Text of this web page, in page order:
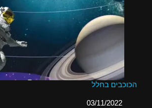
הכוכבים בחלל
תאריך03/11/2022